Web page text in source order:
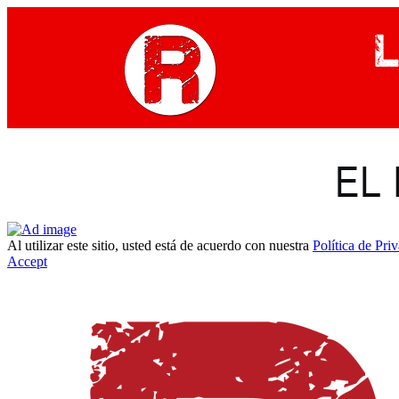
Al utilizar este sitio, usted está de acuerdo con nuestra Política de
Accept